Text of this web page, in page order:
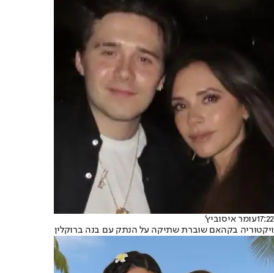
17:22עומר איסוביץ'
ויקטוריה בקהאם שוברת שתיקה על הנתק עם בנה ברוקלין